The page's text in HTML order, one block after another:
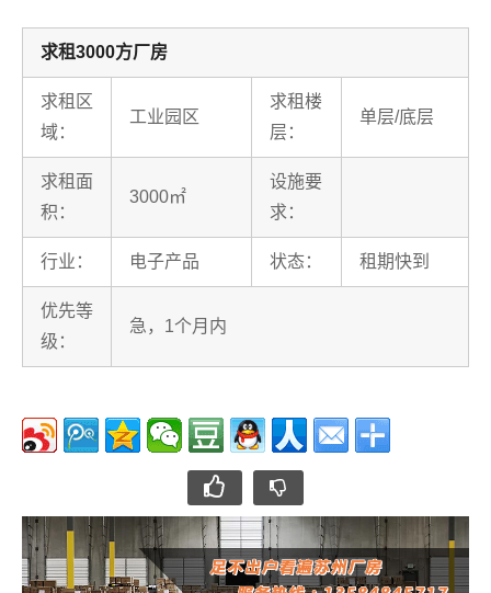
求租3000方厂房
求租区
域：
工业园区
求租楼
层：
单层/底层
求租面
积：
3000㎡
设施要
求：
行业： 电子产品 状态： 租期快到
优先等
级：
急，1个月内